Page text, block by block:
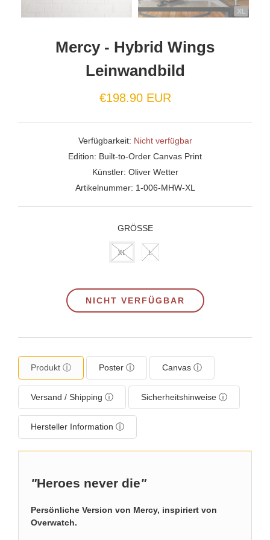
Mercy - Hybrid Wings
Leinwandbild
€198.90 EUR
Verfügbarkeit: Nicht verfügbar
Edition: Built-to-Order Canvas Print
Künstler: Oliver Wetter
Artikelnummer: 1-006-MHW-XL
GRÖSSE
XL L
NICHT VERFÜGBAR
Produkt ⓘ Poster ⓘ Canvas ⓘ
Versand / Shipping ⓘ Sicherheitshinweise ⓘ
Hersteller Information ⓘ
"Heroes never die"
Persönliche Version von Mercy, inspiriert von
Overwatch.